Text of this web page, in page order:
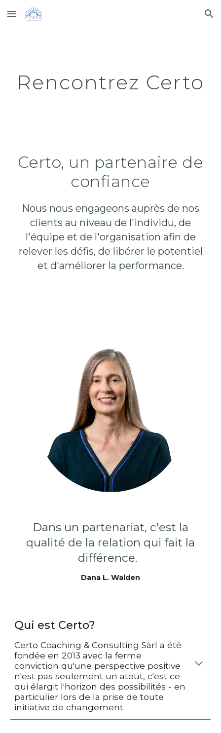
Skip to main content Skip to navigation
Rencontrez Certo
Certo, un partenaire de
confiance
Nous nous engageons auprès de nos
clients au niveau de l'individu, de
l'équipe et de l'organisation afin de
relever les défis, de libérer le potentiel
et d'améliorer la performance.
Dans un partenariat, c'est la
qualité de la relation qui fait la
différence.
Dana L. Walden
Qui est Certo?
Certo Coaching & ConsultingSàrl a été
fondée en 2013 avec la ferme
conviction qu'une perspective positive
n'est pas seulement un atout, c'est ce
qui élargit l'horizon des possibilités - en
particulier lors de la prise de toute
initiative de changement.